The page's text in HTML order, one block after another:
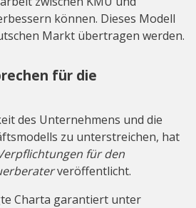
können. Dieses Modell
Markt übertragen werden.
für die
des Unternehmens und die
zu unterstreichen, hat
für den
veröffentlicht.
Charta garantiert unter